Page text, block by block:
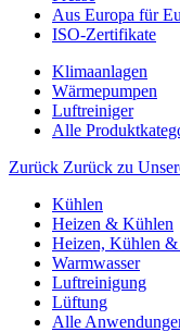
Aus Europa für
ISO-Zertifikate
Klimaanlagen
Wärmepumpen
Luftreiniger
Alle
Zurück Zurück zu
Kühlen
Heizen & Kühlen
Heizen, Kühlen &
Warmwasser
Luftreinigung
Lüftung
Alle